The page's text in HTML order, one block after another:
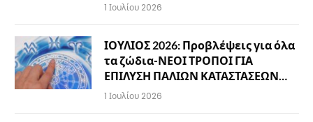
1 Ιουλίου 2026
ΙΟΥΛΙΟΣ 2026: Προβλέψεις για όλα
τα ζώδια-ΝΕΟΙ ΤΡΟΠΟΙ ΓΙΑ
ΕΠΙΛΥΣΗ ΠΑΛΙΩΝ ΚΑΤΑΣΤΑΣΕΩΝ…
1 Ιουλίου 2026